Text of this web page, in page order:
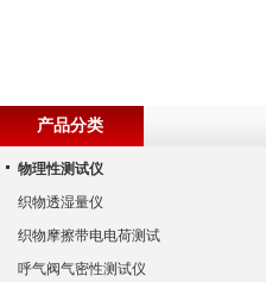
产品分类
物理性测试仪
织物透湿量仪
织物摩擦带电电荷测试
呼气阀气密性测试仪